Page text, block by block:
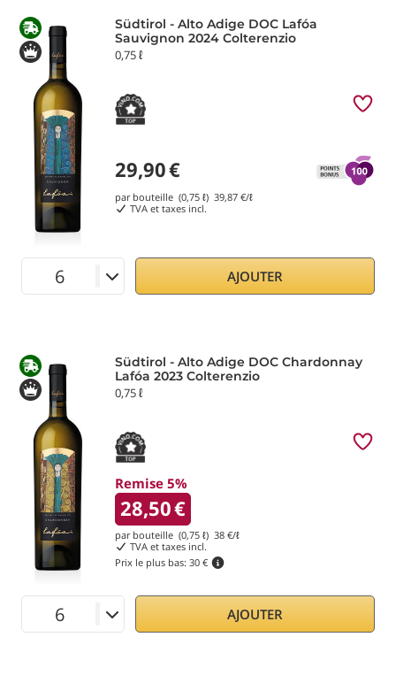
Südtirol - Alto Adige DOC Lafóa
Sauvignon 2024 Colterenzio
0,75 ℓ
29,90€
par bouteille (0,75 ℓ) 39,87 €/ℓ
TVA et taxes incl.
AJOUTER
Südtirol - Alto Adige DOC Chardonnay
Lafóa 2023 Colterenzio
0,75 ℓ
Remise 5%
28,50€
par bouteille (0,75 ℓ) 38 €/ℓ
TVA et taxes incl.
Prix le plus bas: 30 €
AJOUTER